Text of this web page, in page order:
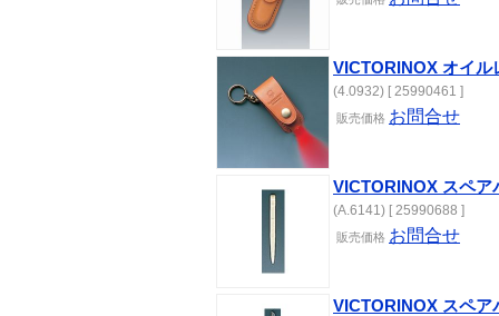
VICTORINOX オイ
(4.0932) [ 25990461 ]
販売価格 お問合せ
VICTORINOX スペア
(A.6141) [ 25990688 ]
販売価格 お問合せ
VICTORINOX スペア